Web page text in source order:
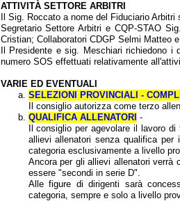
ATTIVITÀ SETTORE ARBITRI
Il Sig. Roccato a nome del Fiduciario
Segretario Settore Arbitri e CQP-STAO
Cristian; Collaboratori CDGP Selmi Matteo
Il Presidente e sig. Meschiari richiedono
numero SOS effettuati relativamente
VARIE ED EVENTUALI
SELEZIONI PROVINCIALI -
Il consiglio autorizza come terzo
QUALIFICA ALLENATORI -
Il consiglio per agevolare il lavoro
allievi allenatori senza qualifica
categoria esclusivamente a livello
Ancora per gli allievi allenatori verrà
essere "secondi in serie D".
Alle figure di dirigenti sarà
categoria, sempre e solo a livello